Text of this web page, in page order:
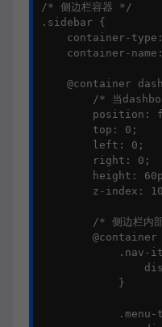
/* 侧边栏容器 */
.sidebar {
container-
container-
@container
/* 当
position:
        top: 0;
        left: 0;
        right: 0;
height:
z-index:
/* 侧边栏内
@container
.nav-
            }
.menu-